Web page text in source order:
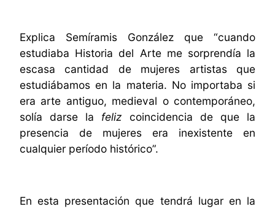
Explica Semíramis González que “cuando
estudiaba Historia del Arte me sorprendía la
escasa cantidad de mujeres artistas que
estudiábamos en la materia. No importaba si
era arte antiguo, medieval o contemporáneo,
solía darse la feliz coincidencia de que la
presencia de mujeres era inexistente en
cualquier período histórico”.
En esta presentación que tendrá lugar en la